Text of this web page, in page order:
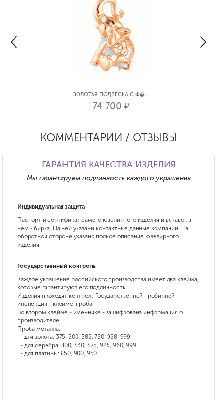
ЗОЛОТАЯ ПОДВЕСКА С Ф�...
74 700 р.
КОММЕНТАРИИ / ОТЗЫВЫ
ГАРАНТИЯ КАЧЕСТВА ИЗДЕЛИЯ
Мы гарантируем подлинность каждого украшения
Индивидуальная защита
Паспорт и сертификат самого ювелирного изделия и вставок в
нем - бирка. На ней указаны контактные данные компании. На
оборотной стороне указано полное описание ювелирного
изделия.
Государственный контроль
Каждое украшение российского производства имеет два клейма,
которые гарантируют его подлинность.
Изделия проходят контроль Государственной пробирной
инспекции - клеймо-проба.
Во втором клейме - именнике - зашифрована информация о
производителе.
Проба металла:
- для золота: 375, 500, 585, 750, 958, 999
- для серебра: 800, 830, 875, 925, 960, 999
- для платины: 850, 900, 950